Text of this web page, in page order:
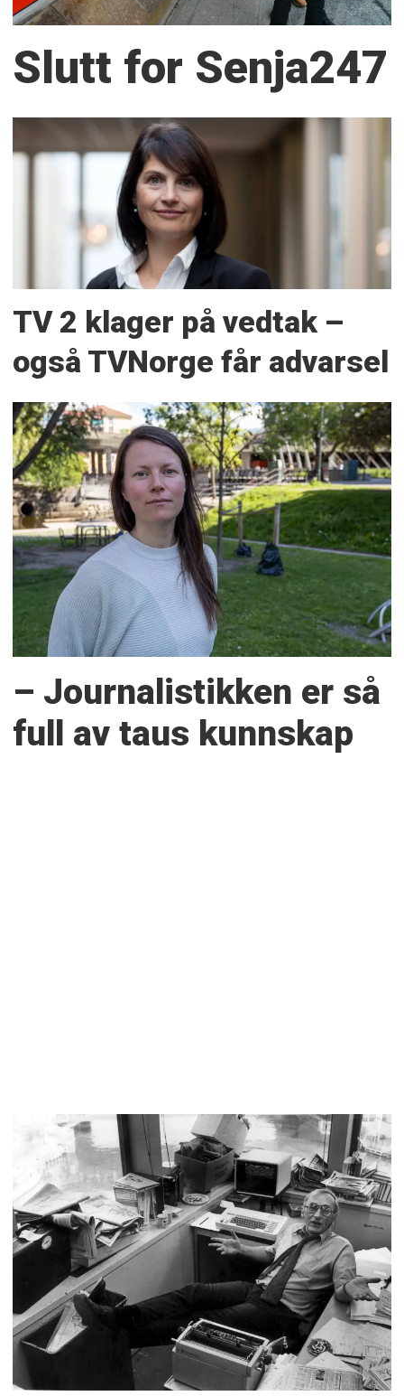
Slutt for Senja247
TV 2 klager på vedtak –
også TVNorge får advarsel
– Journalistikken er så
full av taus kunnskap